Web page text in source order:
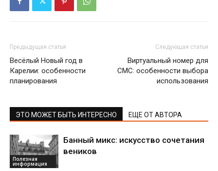
Предыдущая статья
Весёлый Новый год в
Карелии: особенности
планирования
Следующая статья
Виртуальный номер для
СМС: особенности выбора
использования
ЭТО МОЖЕТ БЫТЬ ИНТЕРЕСНО ЕЩЕ ОТ АВТОРА
Полезная
информация
Банный микс: искусство сочетания
веников